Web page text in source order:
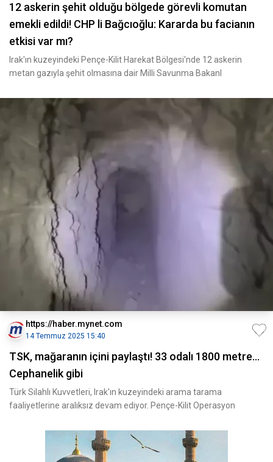
12 askerin şehit olduğu bölgede görevli komutan
emekli edildi! CHP li Bağcıoğlu: Kararda bu facianın
etkisi var mı?
Irak'ın kuzeyindeki Pençe-Kilit Harekat Bölgesi'nde 12 askerin
metan gazıyla şehit olmasına dair Milli Savunma Bakanl
https://haber.mynet.com
14 Temmuz 2025 15:40
TSK, mağaranın içini paylaştı! 33 odalı 1800 metre...
Cephanelik gibi
Türk Silahlı Kuvvetleri, Irak'ın kuzeyindeki arama tarama
faaliyetlerine aralıksız devam ediyor. Pençe-Kilit Operasyon